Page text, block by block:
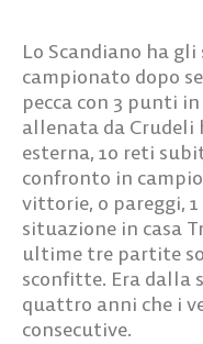
Lo Scandiano ha
campionato dopo
pecca con 3 punti
allenata da Crudeli
esterna, 10 reti
confronto in
vittorie, 0 pareggi,
situazione in casa
ultime tre partite
sconfitte. Era dalla
quattro anni che i
consecutive.